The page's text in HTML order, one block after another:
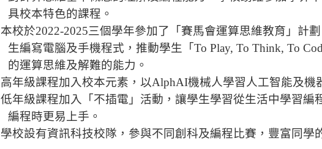
具校本特色的課程。
本校於2022-2025三個學年參加了「賽馬會運算思維教育」計
生編寫電腦及手機程式，推動學生「 To Play, To Think, To
的運算思維及解難的能力。
高年級課程加入校本元素，以AlphAI機械人學習人工智能及機
低年級課程加入「不插電」活動，讓學生學習從生活中學習編
編程時更易上手。
學校設有資訊科技校隊，參與不同創科及編程比賽，豐富同學